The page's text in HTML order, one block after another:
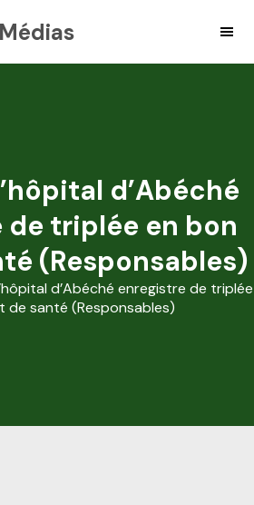
d’Abéché
triplée en bon
(Responsables)
d’Abéché enregistre de triplée
de santé (Responsables)